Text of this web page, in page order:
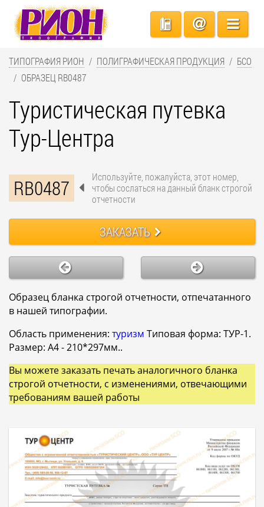
ТИПОГРАФИЯ РИОН ПОЛИГРАФИЧЕСКАЯ ПРОДУКЦИЯ
БСО
ОБРАЗЕЦ RB0487
Туристическая путевка
Тур-Центра
RB0487
Используйте, пожалуйста, этот номер,
чтобы сослаться на данный бланк строгой
отчетности
ЗАКАЗАТЬ
Образец бланка строгой отчетности, отпечатанного
в нашей типографии.
Область применения: туризм Типовая форма: ТУР-1.
Размер: A4 - 210*297мм..
Вы можете заказать печать аналогичного бланка
строгой отчетности, с изменениями, отвечающими
требованиям вашей работы